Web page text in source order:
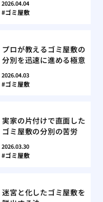
2026.04.04
ゴミ屋敷
プロが教えるゴミ屋敷の
分別を迅速に進める極意
2026.04.03
ゴミ屋敷
実家の片付けで直面した
ゴミ屋敷の分別の苦労
2026.03.30
ゴミ屋敷
迷宮と化したゴミ屋敷を